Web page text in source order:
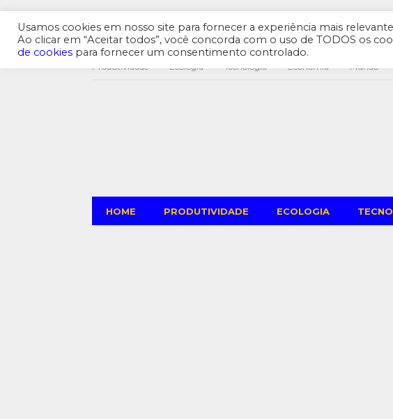
Produtividade Ecologia Tecnologia Economia Mundo
HOME PRODUTIVIDADE ECOLOGIA
Usamos cookies em nosso site para fornecer a experiência mais
Ao clicar em “Aceitar todos”, você concorda com o uso de TODOS os
de cookies para fornecer um consentimento controlado.